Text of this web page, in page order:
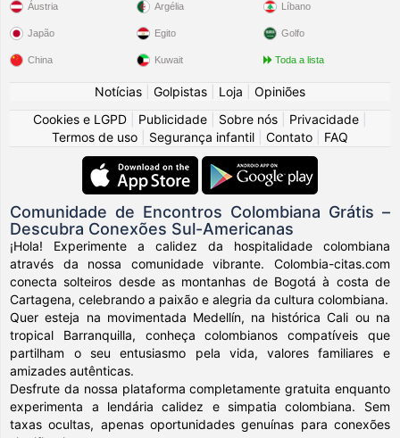
Áustria
Japão
China
Argélia
Egito
Kuwait
Líbano
Golfo
Toda a lista
Notícias Golpistas Loja
Opiniões
Cookies e LGPD
Publicidade Sobre nós Privacidade
Termos de uso
Segurança infantil Contato FAQ
Comunidade de Encontros Colombiana Grátis –
Descubra Conexões Sul-Americanas
¡Hola! Experimente a calidez da hospitalidade colombiana
através da nossa comunidade vibrante. Colombia-citas.com
conecta solteiros desde as montanhas de Bogotá à costa de
Cartagena, celebrando a paixão e alegria da cultura colombiana.
Quer esteja na movimentada Medellín, na histórica Cali ou na
tropical Barranquilla, conheça colombianos compatíveis que
partilham o seu entusiasmo pela vida, valores familiares e
amizades autênticas.
Desfrute da nossa plataforma completamente gratuita enquanto
experimenta a lendária calidez e simpatia colombiana. Sem
taxas ocultas, apenas oportunidades genuínas para conexões